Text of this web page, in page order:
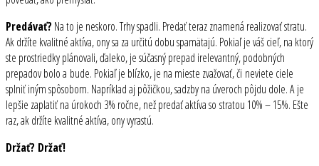
Predávať? Na to je neskoro. Trhy spadli. Predať teraz znamená realizovať stratu.
Ak držíte kvalitné aktíva, ony sa za určitú dobu spamätajú. Pokiaľ je váš cieľ, na ktorý
ste prostriedky plánovali, ďaleko, je súčasný prepad irelevantný, podobných
prepadov bolo a bude. Pokiaľ je blízko, je na mieste zvažovať, či neviete ciele
splniť iným spôsobom. Napríklad aj pôžičkou, sadzby na úveroch pôjdu dole. A je
lepšie zaplatiť na úrokoch 3% ročne, než predať aktíva so stratou 10% – 15%. Ešte
raz, ak držíte kvalitné aktíva, ony vyrastú.
Držať? Držať!